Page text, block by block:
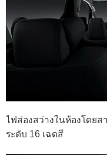
ไฟส่องสว่างในห้องโดย
ระดับ 16 เฉดสี